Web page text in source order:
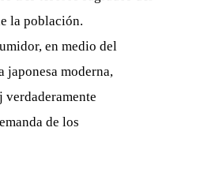
la población.
en medio del
japonesa moderna,
de los